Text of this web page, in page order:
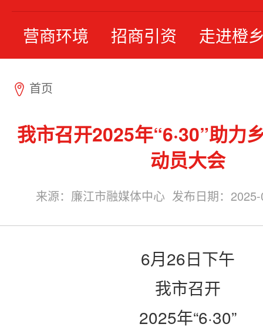
营商环境 招商引资 走进橙
7 首页
我市召开2025年“6·30”助力
动员大会
来源：廉江市融媒体中心 发布日期：
6月26日下午
我市召开
2025年“6·30”